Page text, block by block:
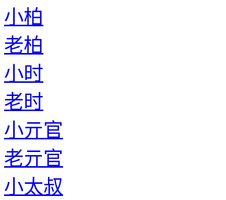
小柏
老柏
小时
老时
小亓官
老亓官
小太叔